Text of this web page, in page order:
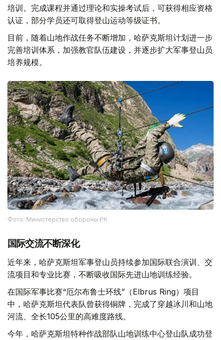
培训。完成课程并通过理论和实操考试后，可获得相应资格
认证，部分学员还可取得登山运动等级证书。
目前，随着山地作战任务不断增加，哈萨克斯坦计划进一步
完善培训体系，加强教官队伍建设，并逐步扩大军事登山员
培养规模。
Фото: Министерство обороны РК
国际交流不断深化
近年来，哈萨克斯坦军事登山员持续参加国际联合演训、交
流项目和专业比赛，不断吸收国际先进山地训练经验。
在国际军事比赛“厄尔布鲁士环线”（Elbrus Ring）项目
中，哈萨克斯坦代表队曾获得铜牌，完成了穿越冰川和山地
河流、全长105公里的高难度路线。
今年，哈萨克斯坦特种作战部队山地训练中心登山队成功登